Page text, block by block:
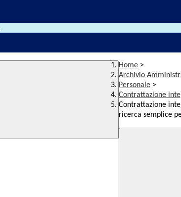
Home >
Archivio
Personale >
Contrattazione
Contrattazione
ricerca semplice